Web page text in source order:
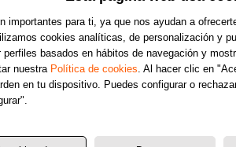
importantes para ti, ya que nos ayudan a
cookies analíticas, de personalización y
perfiles basados en hábitos de navegación y
nuestra Política de cookies. Al hacer clic en
en tu dispositivo. Puedes configurar o
Secciones
Colaboradores